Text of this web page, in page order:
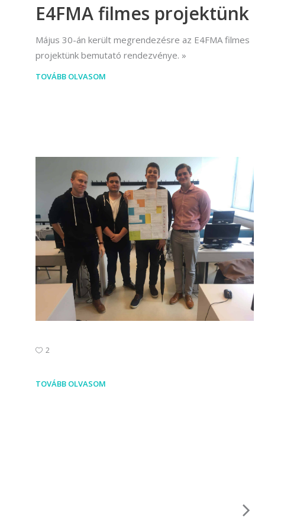
E4FMA filmes projektünk
Május 30-án került megrendezésre az E4FMA filmes
projektünk bemutató rendezvénye.
TOVÁBB OLVASOM
2
TOVÁBB OLVASOM